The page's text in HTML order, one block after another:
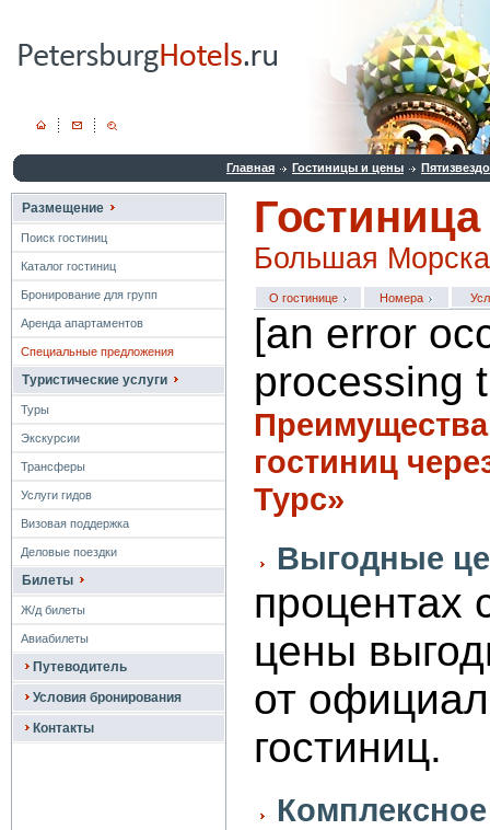
Главная Гостиницы и цены
Размещение
Поиск гостиниц
Каталог гостиниц
Бронирование для групп
Аренда апартаментов
Специальные предложения
Туристические услуги
Туры
Экскурсии
Трансферы
Услуги гидов
Визовая поддержка
Деловые поездки
Билеты
Ж/д билеты
Авиабилеты
Путеводитель
Условия бронирования
Контакты
Большая
О гостинице Номера
[an error
processing
гостиниц
Турс»
Выгодные
процентах
цены
от
гостиниц.